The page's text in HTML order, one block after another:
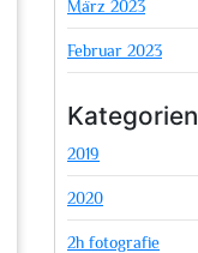
März 2023
Februar 2023
Kategorien
2019
2020
2h fotografie